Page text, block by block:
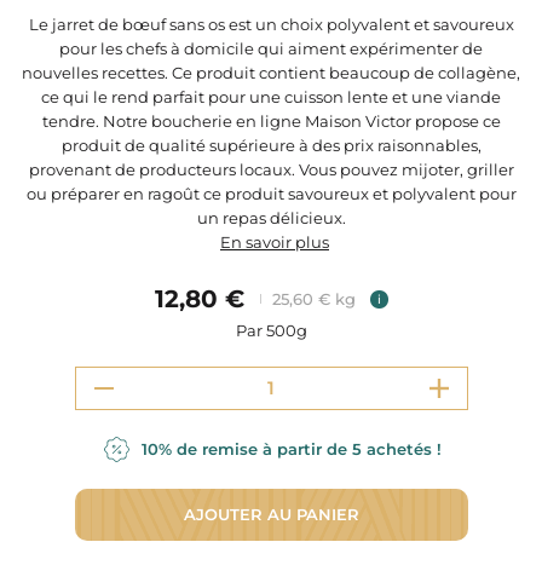
Le jarret de bœuf sans os est un choix polyvalent et savoureux
pour les chefs à domicile qui aiment expérimenter de
nouvelles recettes. Ce produit contient beaucoup de collagène,
ce qui le rend parfait pour une cuisson lente et une viande
tendre. Notre boucherie en ligne Maison Victor propose ce
produit de qualité supérieure à des prix raisonnables,
provenant de producteurs locaux. Vous pouvez mijoter, griller
ou préparer en ragoût ce produit savoureux et polyvalent pour
un repas délicieux.
En savoir plus
12,80 € 25,60 € kg i
Par 500g
10% de remise à partir de 5 achetés !
AJOUTER AU PANIER